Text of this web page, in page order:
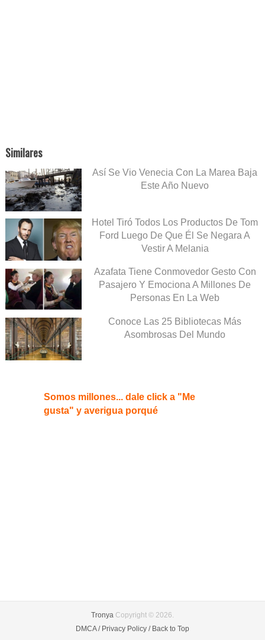
Similares
Así Se Vio Venecia Con La Marea Baja
Este Año Nuevo
Hotel Tiró Todos Los Productos De Tom
Ford Luego De Que Él Se Negara A
Vestir A Melania
Azafata Tiene Conmovedor Gesto Con
Pasajero Y Emociona A Millones De
Personas En La Web
Conoce Las 25 Bibliotecas Más
Asombrosas Del Mundo
Somos millones... dale click a "Me
gusta" y averigua porqué
TronyaCopyright © 2026.
DMCA / Privacy Policy / Back to Top